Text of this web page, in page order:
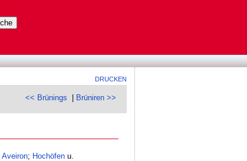
DRUCKEN
<< Brünings Brüniren >>
Aveiron; Hochöfenu.